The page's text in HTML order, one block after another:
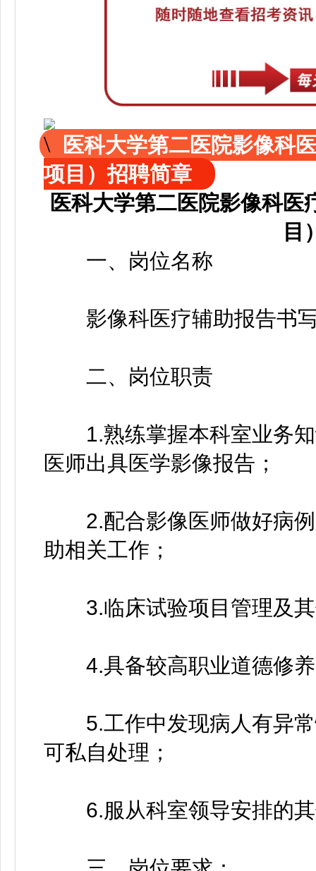
医科大学第二医院影像科
项目）招聘简章
医科大学第二医院影像科
目
一、岗位名称
影像科医疗辅助报告书
二、岗位职责
1.熟练掌握本科室业务知
医师出具医学影像报告；
2.配合影像医师做好病例
助相关工作；
3.临床试验项目管理及其
4.具备较高职业道德修养
5.工作中发现病人有异常
可私自处理；
6.服从科室领导安排的其